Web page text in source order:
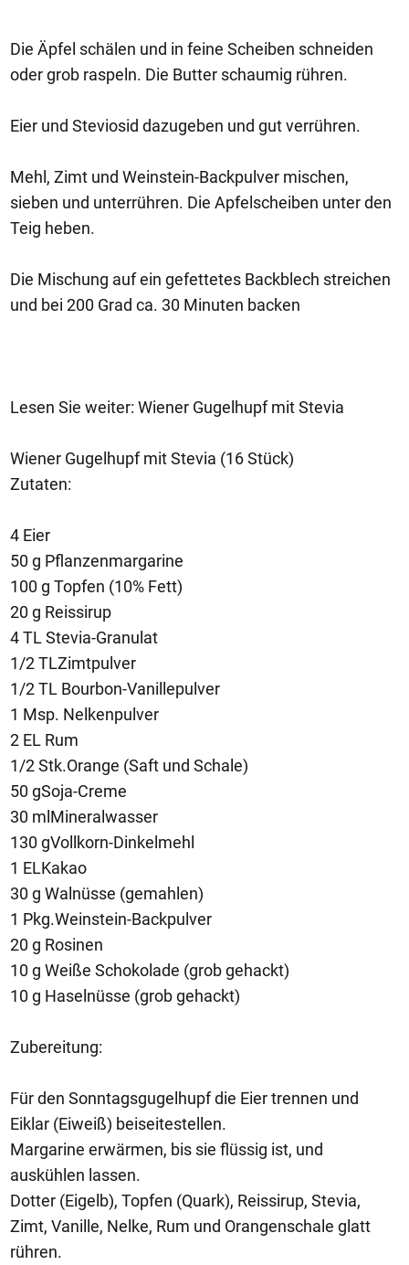
Die Äpfel schälen und in feine Scheiben schneiden
oder grob raspeln. Die Butter schaumig rühren.
Eier und Steviosid dazugeben und gut verrühren.
Mehl, Zimt und Weinstein-Backpulver mischen,
sieben und unterrühren. Die Apfelscheiben unter den
Teig heben.
Die Mischung auf ein gefettetes Backblech streichen
und bei 200 Grad ca. 30 Minuten backen
Lesen Sie weiter: Wiener Gugelhupf mit Stevia
Wiener Gugelhupf mit Stevia (16 Stück)
Zutaten:
4 Eier
50 g Pflanzenmargarine
100 g Topfen (10% Fett)
20 g Reissirup
4 TL Stevia-Granulat
1/2 TLZimtpulver
1/2 TL Bourbon-Vanillepulver
1 Msp. Nelkenpulver
2 EL Rum
1/2 Stk.Orange (Saft und Schale)
50 gSoja-Creme
30 mlMineralwasser
130 gVollkorn-Dinkelmehl
1 ELKakao
30 g Walnüsse (gemahlen)
1 Pkg.Weinstein-Backpulver
20 g Rosinen
10 g Weiße Schokolade (grob gehackt)
10 g Haselnüsse (grob gehackt)
Zubereitung:
Für den Sonntagsgugelhupf die Eier trennen und
Eiklar (Eiweiß) beiseitestellen.
Margarine erwärmen, bis sie flüssig ist, und
auskühlen lassen.
Dotter (Eigelb), Topfen (Quark), Reissirup, Stevia,
Zimt, Vanille, Nelke, Rum und Orangenschale glatt
rühren.